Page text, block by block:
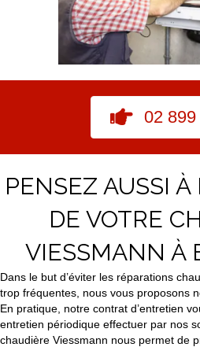
02
PENSEZ AUSSI
DE VOTRE
VIESSMANN À
Dans le but d’éviter les réparations
trop fréquentes, nous vous proposons
En pratique, notre contrat d’entretien
entretien périodique effectuer par nos
chaudière Viessmann nous permet de